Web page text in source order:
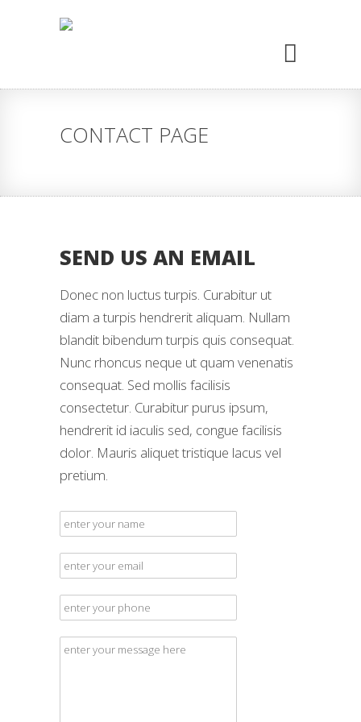
CONTACT PAGE
SEND US AN EMAIL
Donec non luctus turpis. Curabitur ut
diam a turpis hendrerit aliquam. Nullam
blandit bibendum turpis quis consequat.
Nunc rhoncus neque ut quam venenatis
consequat. Sed mollis facilisis
consectetur. Curabitur purus ipsum,
hendrerit id iaculis sed, congue facilisis
dolor. Mauris aliquet tristique lacus vel
pretium.